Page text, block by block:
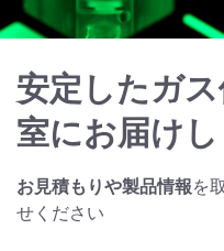
安定したガ
室にお届け
お見積もりや製品情報を
せください